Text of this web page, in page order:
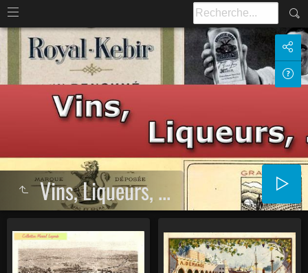
Vins, Liqueurs, ...